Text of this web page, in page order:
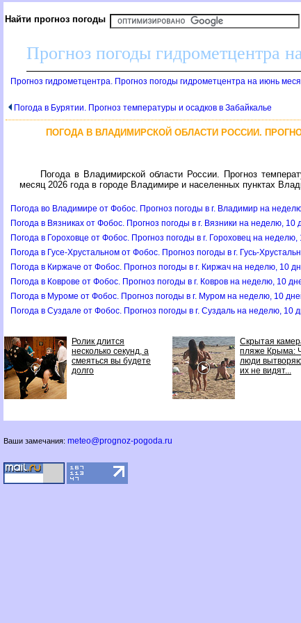
Найти прогноз погоды
Прогноз погоды гидрометцентра
Прогноз гидрометцентра. Прогноз погоды гидрометцентра на июнь
Погода в Бурятии. Прогноз температуры и осадков в Забайкалье
ПОГОДА В ВЛАДИМИРСКОЙ ОБЛАСТИ РОССИИ.
Погода в Владимирской области России. Прогноз
месяц 2026 года в городе Владимире и населенных пунктах
Погода во Владимире от Фобос. Прогноз погоды в г. Владимир на
Погода в Вязниках от Фобос. Прогноз погоды в г. Вязники на неделю, 10
Погода в Гороховце от Фобос. Прогноз погоды в г. Гороховец на
Погода в Гусе-Хрустальном от Фобос. Прогноз погоды в г. Гусь-
Погода в Киржаче от Фобос. Прогноз погоды в г. Киржач на неделю, 10
Погода в Коврове от Фобос. Прогноз погоды в г. Ковров на неделю, 10
Погода в Муроме от Фобос. Прогноз погоды в г. Муром на неделю, 10
Погода в Суздале от Фобос. Прогноз погоды в г. Суздаль на неделю, 10
Ролик длится
несколько секунд, а
смеяться вы будете
долго
Скрытая
пляже Крыма:
люди
их не видят...
Ваши замечания: meteo@prognoz-pogoda.ru